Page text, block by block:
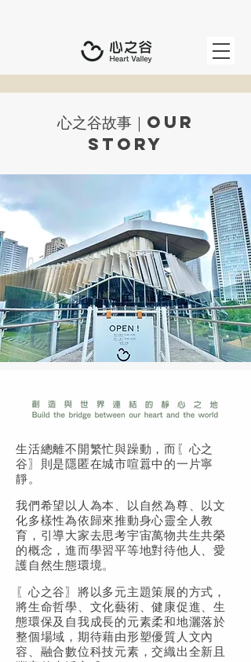
心之谷故事｜Our
Story
生活總離不開繁忙與躁動，而〖心之
谷〗則是隱匿在城市喧囂中的一片寧
靜。
我們希望以人為本、以自然為尊、以文
化多樣性為依歸來推動身心靈全人教
育，引導大家去思考宇宙萬物共生共榮
的概念，進而學習平等地對待他人、愛
護自然生態環境。
〖心之谷〗將以多元主題策展的方式，
將生命哲學、文化藝術、健康促進、生
態環保及自我成長的元素柔和地灑落於
整個場域，期待藉由形塑優質人文內
容、融合數位科技元素，交織出全新且